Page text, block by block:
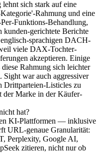
sich stark auf eine
Rahmung und eine
Funktions-Behandlung,
gerichtete Berichte
sprachigen DACH-
viele DAX-Tochter-
akzeptieren. Einige
Rahmung sich leichter
Sight war auch aggressiver
Drittparteien-Listicles zu
der Marke in der Käufer-
hat?
KI-Plattformen — inklusive
URL-genaue Granularität:
Perplexity, Google AI,
zitieren, nicht nur ob